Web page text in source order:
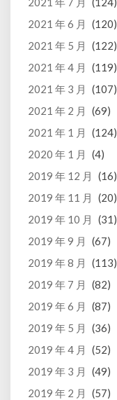
2021 年 6 月
(120)
2021 年 5 月
(122)
2021 年 4 月
(119)
2021 年 3 月
(107)
2021 年 2 月
(69)
2021 年 1 月
(124)
2020 年 1 月
(4)
2019 年 12 月
(16)
2019 年 11 月
(20)
2019 年 10 月
(31)
2019 年 9 月
(67)
2019 年 8 月
(113)
2019 年 7 月
(82)
2019 年 6 月
(87)
2019 年 5 月
(36)
2019 年 4 月
(52)
2019 年 3 月
(49)
2019 年 2 月
(57)